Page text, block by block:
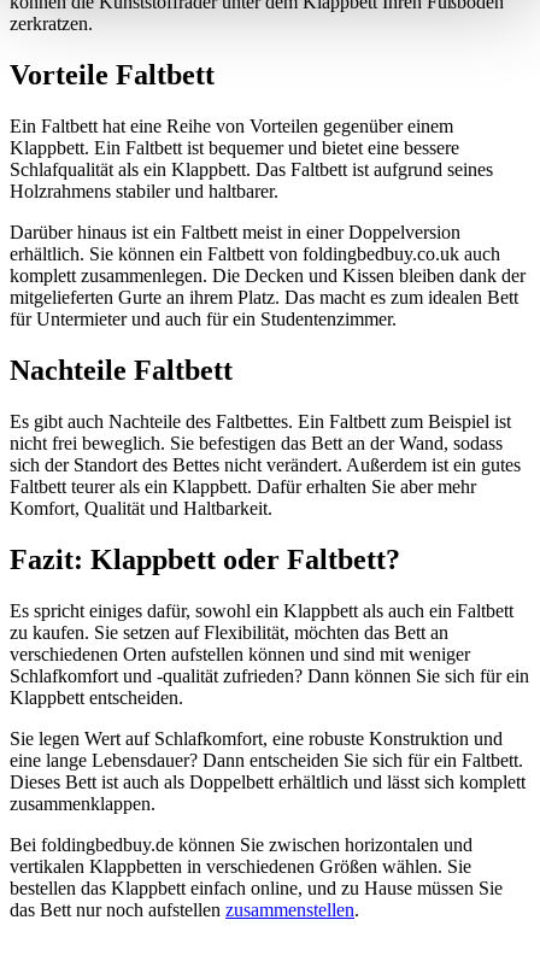
zerkratzen.
Vorteile Faltbett
Ein Faltbett hat eine Reihe von Vorteilen gegenüber einem
Klappbett. Ein Faltbett ist bequemer und bietet eine bessere
Schlafqualität als ein Klappbett. Das Faltbett ist aufgrund seines
Holzrahmens stabiler und haltbarer.
Darüber hinaus ist ein Faltbett meist in einer Doppelversion
erhältlich. Sie können ein Faltbett von foldingbedbuy.co.uk auch
komplett zusammenlegen. Die Decken und Kissen bleiben dank der
mitgelieferten Gurte an ihrem Platz. Das macht es zum idealen Bett
für Untermieter und auch für ein Studentenzimmer.
Nachteile Faltbett
Es gibt auch Nachteile des Faltbettes. Ein Faltbett zum Beispiel ist
nicht frei beweglich. Sie befestigen das Bett an der Wand, sodass
sich der Standort des Bettes nicht verändert. Außerdem ist ein gutes
Faltbett teurer als ein Klappbett. Dafür erhalten Sie aber mehr
Komfort, Qualität und Haltbarkeit.
Fazit: Klappbett oder Faltbett?
Es spricht einiges dafür, sowohl ein Klappbett als auch ein Faltbett
zu kaufen. Sie setzen auf Flexibilität, möchten das Bett an
verschiedenen Orten aufstellen können und sind mit weniger
Schlafkomfort und -qualität zufrieden? Dann können Sie sich für ein
Klappbett entscheiden.
Sie legen Wert auf Schlafkomfort, eine robuste Konstruktion und
eine lange Lebensdauer? Dann entscheiden Sie sich für ein Faltbett.
Dieses Bett ist auch als Doppelbett erhältlich und lässt sich komplett
zusammenklappen.
Bei foldingbedbuy.de können Sie zwischen horizontalen und
vertikalen Klappbetten in verschiedenen Größen wählen. Sie
bestellen das Klappbett einfach online, und zu Hause müssen Sie
das Bett nur noch aufstellen zusammenstellen.